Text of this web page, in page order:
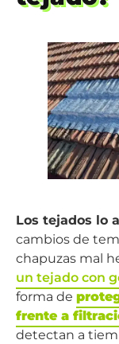
Los tejados lo
cambios de
chapuzas mal
un tejado con
forma de
frente a
detectan a